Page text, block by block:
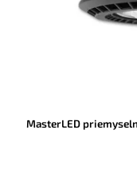
MasterLED